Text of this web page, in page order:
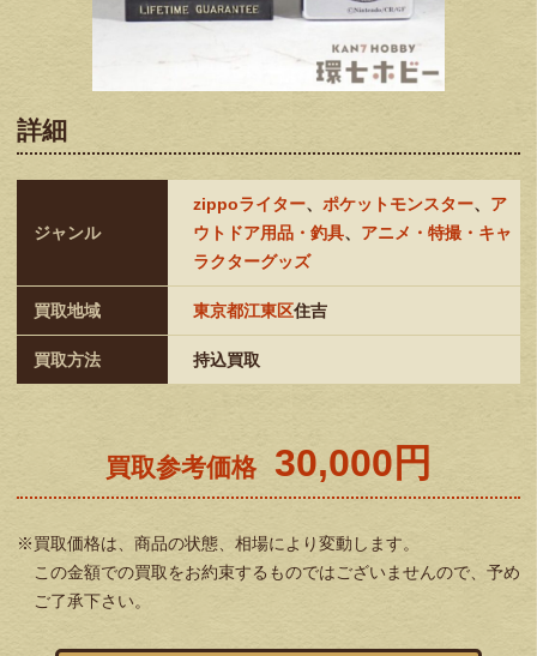
詳細
ジャンル
zippoライター、 ポケットモンスター、 ア
ウトドア用品・釣具、 アニメ・特撮・キャ
ラクターグッズ
買取地域 東京都江東区住吉
買取方法 持込買取
買取参考価格 30,000円
※買取価格は、商品の状態、相場により変動します。
この金額での買取をお約束するものではございませんので、予め
ご了承下さい。